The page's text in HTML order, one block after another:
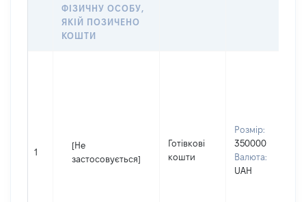
ФІЗИЧНУ ОСОБУ,
ЯКІЙ ПОЗИЧЕНО
КОШТИ
1
[Не
застосовується]
Готівкові
кошти
Розмір:
350000
Валюта:
UAH